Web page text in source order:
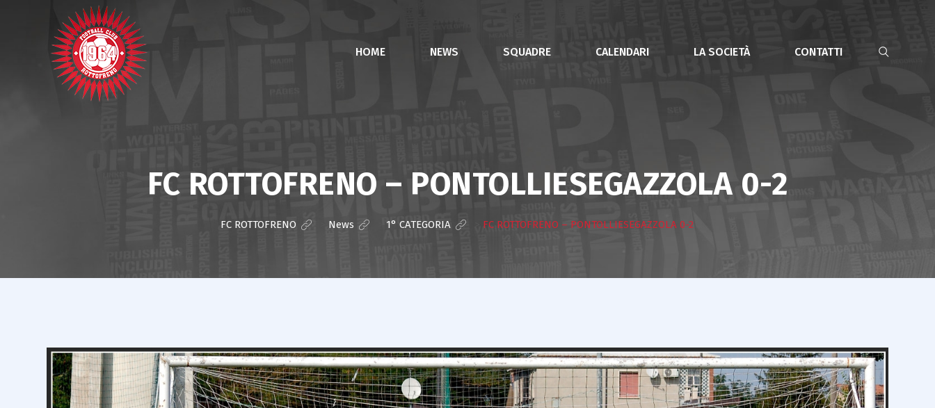
HOME NEWS SQUADRE CALENDARI LA SOCIETÀ CONTATTI
FC ROTTOFRENO – PONTOLLIESEGAZZOLA 0-2
FC ROTTOFRENO News 1° CATEGORIA FC ROTTOFRENO – PONTOLLIESEGAZZOLA 0-2